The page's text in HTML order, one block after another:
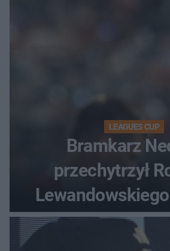
LEAGUES CUP
Bramkarz
przechytrzył
krąży wideo z tego